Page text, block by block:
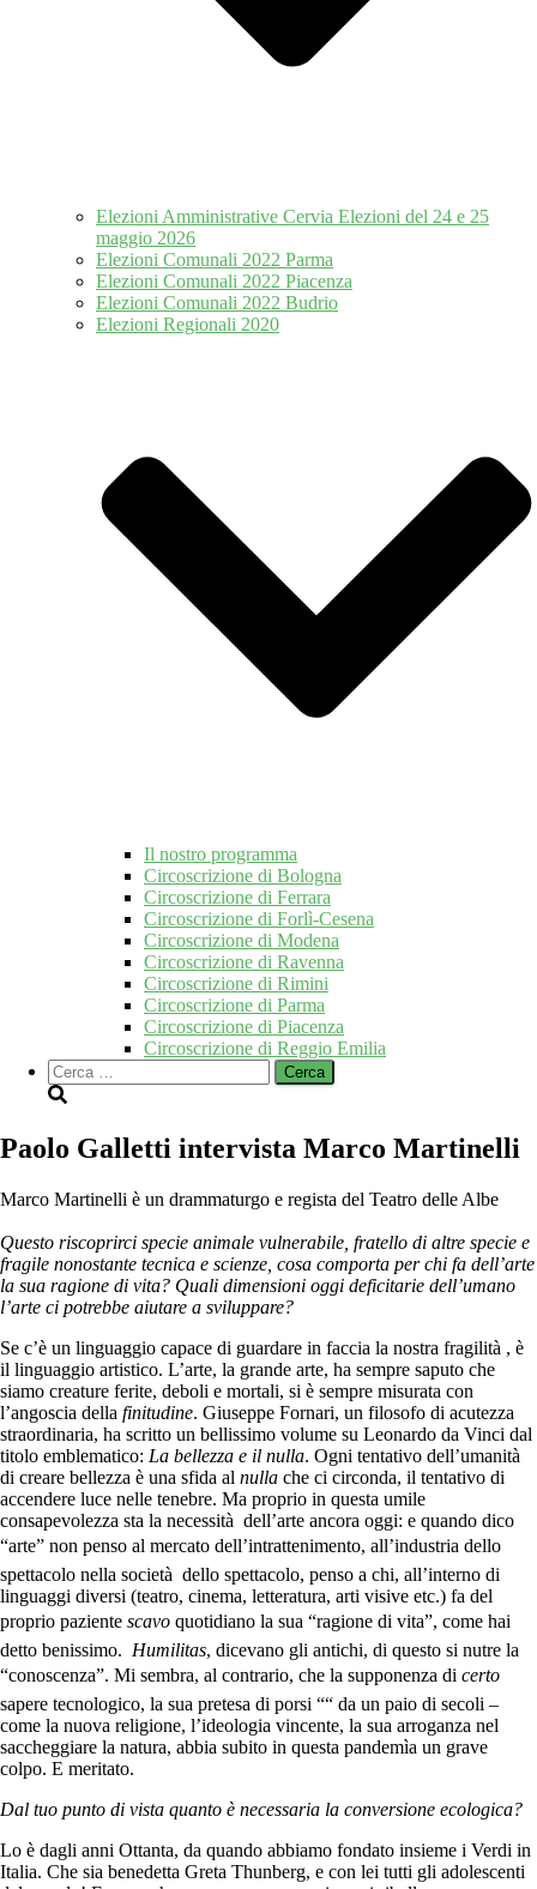
Elezioni Amministrative Cervia Elezioni del 24 e 25
maggio 2026
Elezioni Comunali 2022 Parma
Elezioni Comunali 2022 Piacenza
Elezioni Comunali 2022 Budrio
Elezioni Regionali 2020
Il nostro programma
Circoscrizione di Bologna
Circoscrizione di Ferrara
Circoscrizione di Forlì-Cesena
Circoscrizione di Modena
Circoscrizione di Ravenna
Circoscrizione di Rimini
Circoscrizione di Parma
Circoscrizione di Piacenza
Circoscrizione di Reggio Emilia
Ricerca
per:
Paolo Galletti intervista Marco Martinelli
Marco Martinelli è un drammaturgo e regista del Teatro delle Albe
Questo riscoprirci specie animale vulnerabile, fratello di altre specie e
fragile nonostante tecnica e scienze, cosa comporta per chi fa dell’arte
la sua ragione di vita? Quali dimensioni oggi deficitarie dell’umano
l’arte ci potrebbe aiutare a sviluppare?
Se c’è un linguaggio capace di guardare in faccia la nostra fragilità , è
il linguaggio artistico. L’arte, la grande arte, ha sempre saputo che
siamo creature ferite, deboli e mortali, si è sempre misurata con
l’angoscia della finitudine. Giuseppe Fornari, un filosofo di acutezza
straordinaria, ha scritto un bellissimo volume su Leonardo da Vinci dal
titolo emblematico: La bellezza e il nulla. Ogni tentativo dell’umanità
di creare bellezza è una sfida al nulla che ci circonda, il tentativo di
accendere luce nelle tenebre. Ma proprio in questa umile
consapevolezza sta la necessità dell’arte ancora oggi: e quando dico
“arte” non penso al mercato dell’intrattenimento, all’industria dello
spettacolo nella società dello spettacolo, penso a chi, all’interno di
linguaggi diversi (teatro, cinema, letteratura, arti visive etc.) fa del
proprio paziente scavo quotidiano la sua “ragione di vita”, come hai
detto benissimo. Humilitas, dicevano gli antichi, di questo si nutre la
“conoscenza”. Mi sembra, al contrario, che la supponenza di certo
sapere tecnologico, la sua pretesa di porsi ““ da un paio di secoli –
come la nuova religione, l’ideologia vincente, la sua arroganza nel
saccheggiare la natura, abbia subito in questa pandemìa un grave
colpo. E meritato.
Dal tuo punto di vista quanto è necessaria la conversione ecologica?
Lo è dagli anni Ottanta, da quando abbiamo fondato insieme i Verdi in
Italia. Che sia benedetta Greta Thunberg, e con lei tutti gli adolescenti